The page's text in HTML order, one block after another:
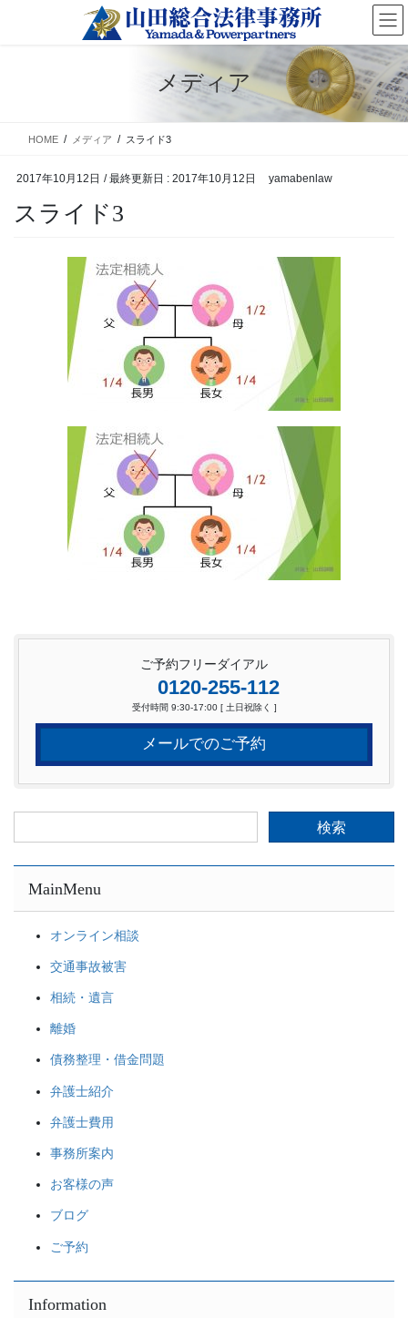
メディア
HOME メディア スライド3
2017年10月12日 / 最終更新日 : 2017年10月12日 yamabenlaw
スライド3
ご予約フリーダイアル
0120-255-112
受付時間 9:30-17:00 [ 土日祝除く ]
メールでのご予約
索:
MainMenu
オンライン相談
交通事故被害
相続・遺言
離婚
債務整理・借金問題
弁護士紹介
弁護士費用
事務所案内
お客様の声
ブログ
ご予約
Information